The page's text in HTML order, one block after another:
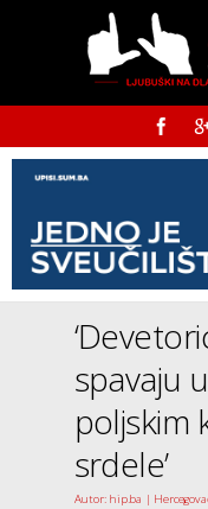
spavaju
poljskim
srdele’
Autor: hip.ba |